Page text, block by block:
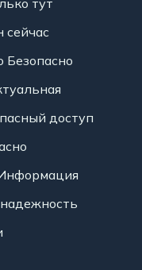
тут
сейчас
Безопасно
доступ
надежность